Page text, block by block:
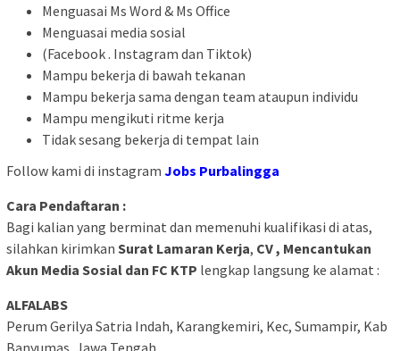
Menguasai Ms Word & Ms Office
Menguasai media sosial
(Facebook . Instagram dan Tiktok)
Mampu bekerja di bawah tekanan
Mampu bekerja sama dengan team ataupun individu
Mampu mengikuti ritme kerja
Tidak sesang bekerja di tempat lain
Follow kami di instagram Jobs Purbalingga
Cara Pendaftaran :
Bagi kalian yang berminat dan memenuhi kualifikasi di atas,
silahkan kirimkan Surat Lamaran Kerja, CV , Mencantukan
Akun Media Sosial dan FC KTP lengkap langsung ke alamat :
ALFALABS
Perum Gerilya Satria Indah, Karangkemiri, Kec, Sumampir, Kab